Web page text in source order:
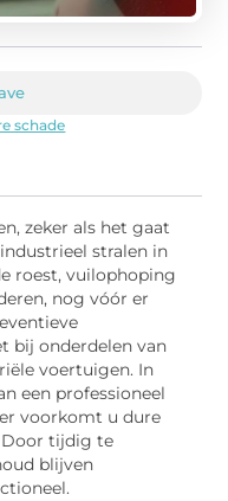
schade
zeker als het gaat
stralen in
roest, vuilophoping
nog vóór er
bij onderdelen van
voertuigen. In
een professioneel
voorkomt u dure
Door tijdig te
blijven